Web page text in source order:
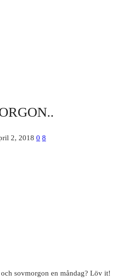
2, 2018 0 8
sovmorgon en måndag? Löv it!